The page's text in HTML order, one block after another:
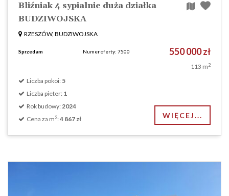
Bliźniak 4 sypialnie duża działka
BUDZIWOJSKA
RZESZÓW, BUDZIWOJSKA
Sprzedam Numer oferty: 7500 550 000 zł
113 m2
Liczba pokoi: 5
Liczba pieter: 1
Rok budowy:2024
Cena za m2:4 867 zł WIĘCEJ...